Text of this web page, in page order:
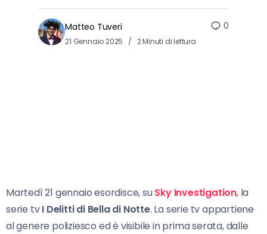
Matteo Tuveri
21 Gennaio 2025 2 Minuti di lettura
0
Martedì 21 gennaio esordisce, suSky Investigation, la
serie tvI Delitti di Bella di Notte. La serie tv appartiene
al genere poliziesco ed è visibile in prima serata, dalle